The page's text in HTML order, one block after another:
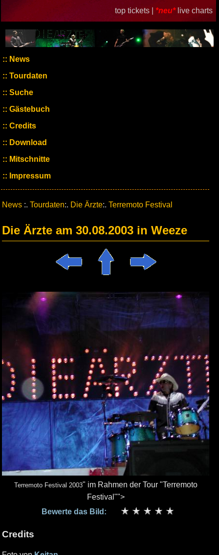
top tickets | *neu* live charts
News
Tourdaten
Suche
Gästebuch
Credits
Download
Mitschnitte
Impressum
News :. Tourdaten:. Die Ärzte:. Terremoto Festival
Die Ärzte am 30.08.2003 in Weeze
Terremoto Festival 2003" im Rahmen der Tour "Terremoto
Festival"">
Bewerte das Bild:
Credits